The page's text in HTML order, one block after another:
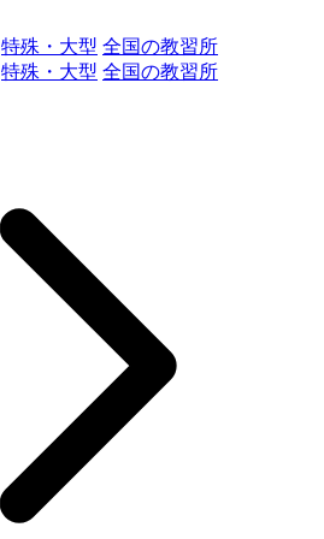
特殊・大型 全国の教習所
特殊・大型 全国の教習所